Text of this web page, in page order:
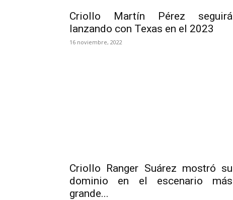
Criollo Martín Pérez seguirá
lanzando con Texas en el 2023
16 noviembre, 2022
Criollo Ranger Suárez mostró su
dominio en el escenario más
grande...